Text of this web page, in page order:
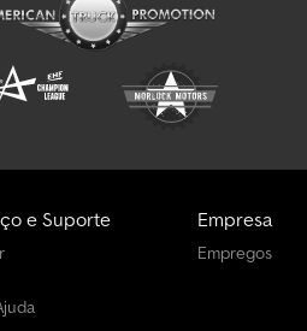
para a nossa conta bancária
os dados de pagamento em
outra informação, por favor,
caso de dúvidas, ligue para que
ou pagamento. Dados bancários:
4701BP Roosendaal IBAN: NL 89
e Suporte Empresa
Empregos